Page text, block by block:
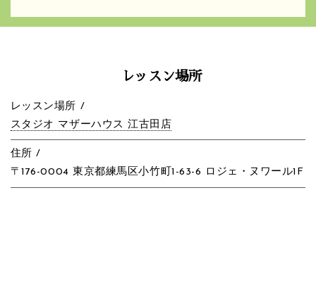
レッスン場所
レッスン場所 /
スタジオ マザーハウス 江古田店
住所 /
〒176-0004 東京都練馬区小竹町1-63-6 ロジェ・ヌワール1F